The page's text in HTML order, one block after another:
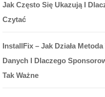
Jak Często Się Ukazują I
Czytać
InstallFix – Jak Działa
Danych I Dlaczego
Tak Ważne